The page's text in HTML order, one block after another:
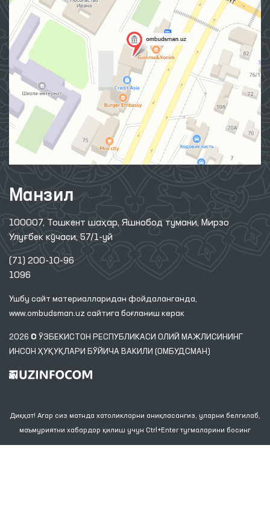
Манзил
100007, Тошкент шаҳар, Яшнобод тумани, Мирзо
Улуғбек кўчаси, 57/1-уй
(71) 200-10-96
1096
Ушбу сайт материалларидан фойдаланганда,
www.ombudsman.uz сайтига боғланиш керак
2026 © ЎЗБЕКИСТОН РЕСПУБЛИКАСИ ОЛИЙ МАЖЛИСИНИНГ
ИНСОН ҲУҚУҚЛАРИ БЎЙИЧА ВАКИЛИ (ОМБУДСМАН)
Диққат! Агар сиз матнда хатоликларни аниқласангиз, уларни белгилаб,
маъмуриятни хабардор қилиш учун Ctrl+Enter тугмаларини босинг